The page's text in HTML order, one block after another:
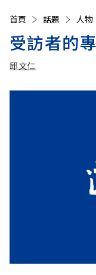
首頁 話題 人物
受訪者的
邱文仁